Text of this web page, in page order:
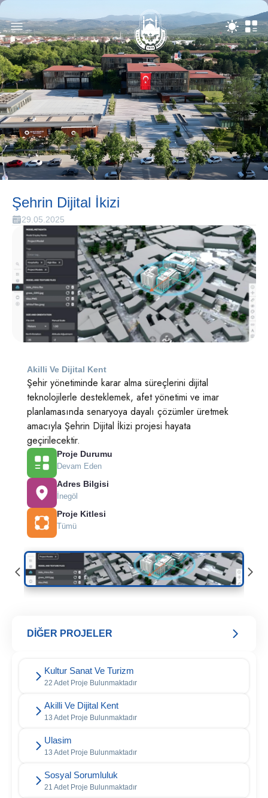
Şehrin Dijital İkizi
29.05.2025
Akilli Ve Dijital Kent
Şehir yönetiminde karar alma süreçlerini dijital
teknolojilerle desteklemek, afet yönetimi ve imar
planlamasında senaryoya dayalı çözümler üretmek
amacıyla Şehrin Dijital İkizi projesi hayata
geçirilecektir.
Proje Durumu
Devam Eden
Adres Bilgisi
İnegöl
Proje Kitlesi
Tümü
DİĞER PROJELER
Kultur Sanat Ve Turizm
22 Adet Proje Bulunmaktadır
Akilli Ve Dijital Kent
13 Adet Proje Bulunmaktadır
Ulasim
13 Adet Proje Bulunmaktadır
Sosyal Sorumluluk
21 Adet Proje Bulunmaktadır